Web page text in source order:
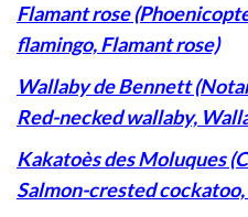
Flamant rose
flamingo, Flamant rose)
Wallaby de Bennett
Red-necked wallaby,
Kakatoès des Moluques
Salmon-crested